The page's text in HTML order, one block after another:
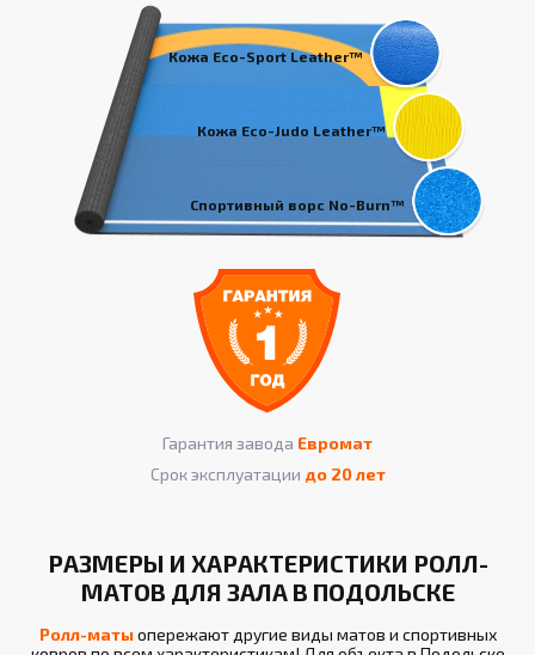
Кожа Eco-Sport Leather™
Кожа Eco-Judo Leather™
Спортивный ворс No-Burn™
Гарантия завода Евромат
Срок эксплуатации до 20 лет
РАЗМЕРЫ И ХАРАКТЕРИСТИКИ РОЛЛ-
МАТОВ ДЛЯ ЗАЛА В ПОДОЛЬСКЕ
Ролл-матыопережают другие виды матов и спортивных